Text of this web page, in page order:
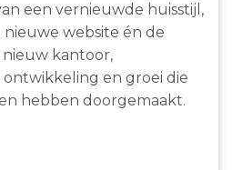
een vernieuwde huisstijl,
website én de
kantoor,
en groei die
hebben doorgemaakt.